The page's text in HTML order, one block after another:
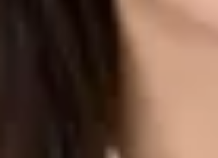
Verkäufer Gebrauchte Automobile
brenkel@ahg-
fuehringer@ahg-